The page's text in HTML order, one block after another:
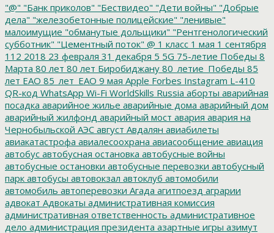
"@" "Банк приколов" "Бествидео" "Дети войны" "Добрые
дела" "железобетонные полицейские" "ленивые"
малоимущие "обманутые дольщики" "Рентгенологический
субботник" "Цементный поток" @ 1 класс 1 мая 1 сентября
112 2018 23 февраля 31 декабря 5 5G 75-летие Победы 8
Марта 80 лет 80 лет Биробиджану 80_летие_Победы 85
лет ЕАО 85_лет_ЕАО 9 мая Apple Forbes Instagram L-410
QR-код WhatsApp Wi-Fi WorldSkills Russia аборты аварийная
посадка аварийное жилье аварийные дома аварийный дом
аварийный жилфонд аварийный мост авария авария на
Чернобыльской АЭС август Авдалян авиабилеты
авиакатастрофа авиалесоохрана авиасообщение авиация
автобус автобусная остановка автобусные войны
автобусные остановки автобусные перевозки автобусный
парк автобусы автовокзал автоклуб автомобили
автомобиль автоперевозки Агада агитпоезд аграрии
адвокат Адвокаты административная комиссия
административная ответственность административное
дело администрация президента азартные игры азимут